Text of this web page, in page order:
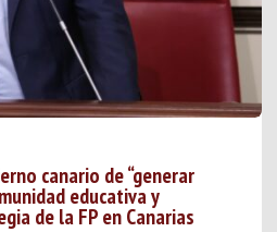
canario de “generar
educativa y
de la FP en Canarias